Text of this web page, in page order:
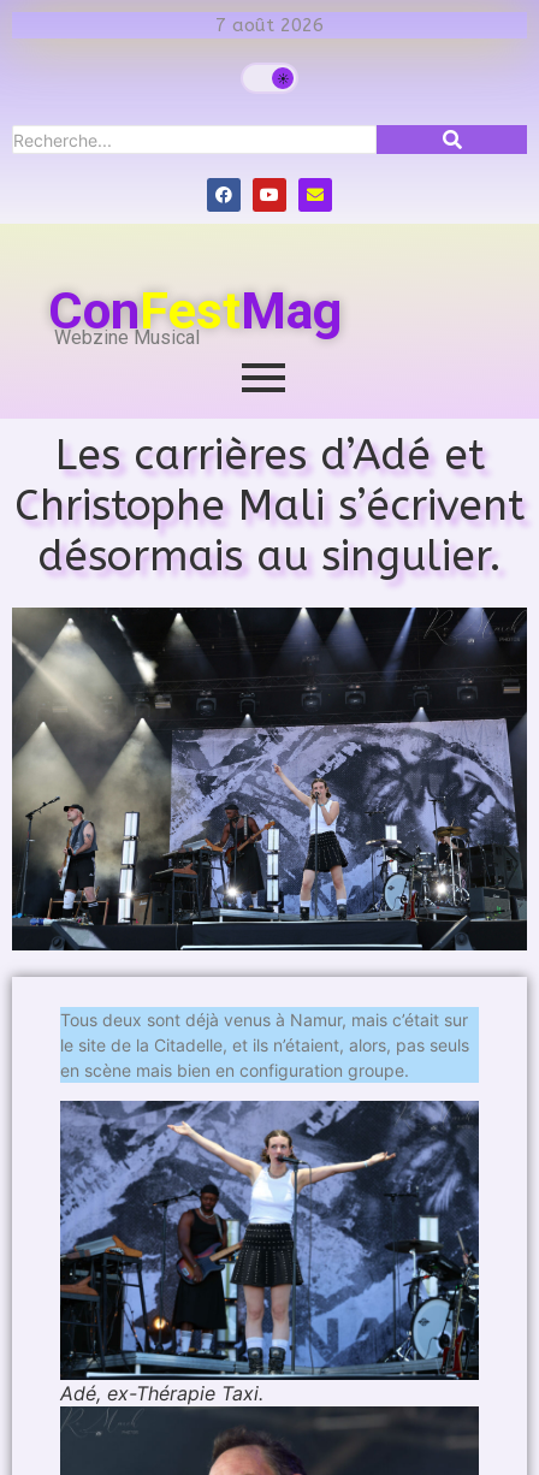
7 août 2026
ConFestMag
Webzine Musical
Les carrières d’Adé et
Christophe Mali s’écrivent
désormais au singulier.
Tous deux sont déjà venus à Namur, mais c’était sur
le site de la Citadelle, et ils n’étaient, alors, pas seuls
en scène mais bien en configuration groupe.
Adé, ex-Thérapie Taxi.